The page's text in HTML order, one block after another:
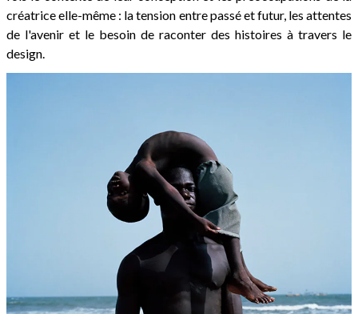
créatrice elle-même : la tension entre passé et futur, les attentes
de l'avenir et le besoin de raconter des histoires à travers le
design.